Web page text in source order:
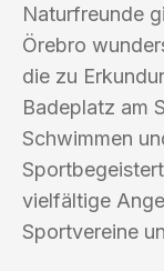
Naturfreunde
Örebro
die zu
Badeplatz am
Schwimmen
vielfältige
Sportvereine